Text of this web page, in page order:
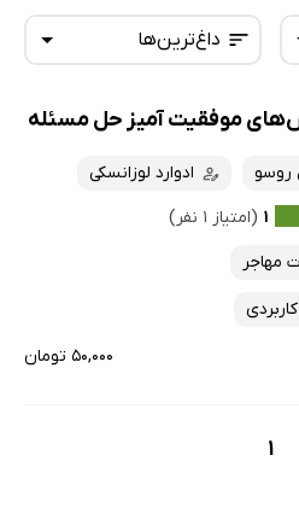
داغ‌ترین‌ها
تازه‌ها
داغ‌ترین‌ها
پرفروش‌ها
موفقیت آمیز حل مسئله
روسو
ادوارد لوزانسکی
۱ (امتیاز ۱ نفر)
مهاجر
۵۰,۰۰۰ تومان
1